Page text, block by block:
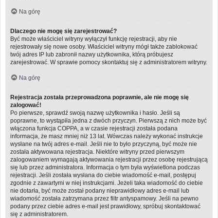
Na górę
Dlaczego nie mogę się zarejestrować?
Być może właściciel witryny wyłączył funkcję rejestracji, aby nie
rejestrowały się nowe osoby. Właściciel witryny mógł także zablokować
twój adres IP lub zabronił nazwy użytkownika, którą próbujesz
zarejestrować. W sprawie pomocy skontaktuj się z administratorem witryny.
Na górę
Rejestracja została przeprowadzona poprawnie, ale nie mogę się
zalogować!
Po pierwsze, sprawdź swoją nazwę użytkownika i hasło. Jeśli są
poprawne, to wystąpiła jedna z dwóch przyczyn. Pierwszą z nich może być
włączona funkcja COPPA, a w czasie rejestracji została podana
informacja, że masz mniej niż 13 lat. Wówczas należy wykonać instrukcje
wysłane na twój adres e-mail. Jeśli nie to było przyczyną, być może nie
została aktywowana rejestracja. Niektóre witryny przed pierwszym
zalogowaniem wymagają aktywowania rejestracji przez osobę rejestrującą
się lub przez administratora. Informacja o tym była wyświetlona podczas
rejestracji. Jeśli została wysłana do ciebie wiadomość e-mail, postępuj
zgodnie z zawartymi w niej instrukcjami. Jeżeli taka wiadomość do ciebie
nie dotarła, być może został podany nieprawidłowy adres e-mail lub
wiadomość została zatrzymana przez filtr antyspamowy. Jeśli na pewno
podany przez ciebie adres e-mail jest prawidłowy, spróbuj skontaktować
się z administratorem.